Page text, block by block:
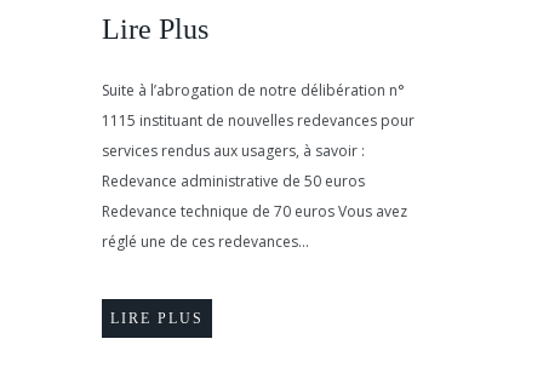
Lire Plus
Suite à l’abrogation de notre délibération n°
1115 instituant de nouvelles redevances pour
services rendus aux usagers, à savoir :
Redevance administrative de 50 euros
Redevance technique de 70 euros Vous avez
réglé une de ces redevances...
LIRE PLUS